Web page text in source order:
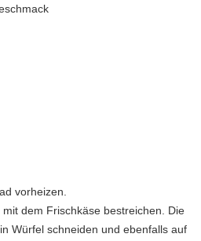
vorheizen.
dem Frischkäse bestreichen. Die
Würfel schneiden und ebenfalls auf